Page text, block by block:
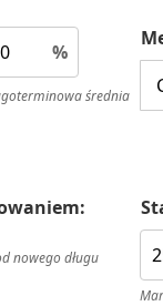
%
średnia
nowego długu